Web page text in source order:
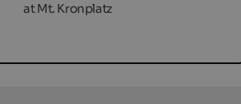
at Mt. Kronplatz